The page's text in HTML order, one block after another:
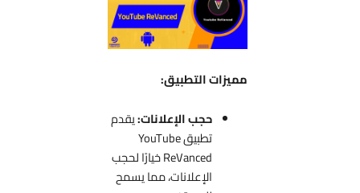
مميزات التطبيق:
حجب الإعلانات:يقدم
تطبيق YouTube
ReVanced خيارًا لحجب
الإعلانات، مما يسمح